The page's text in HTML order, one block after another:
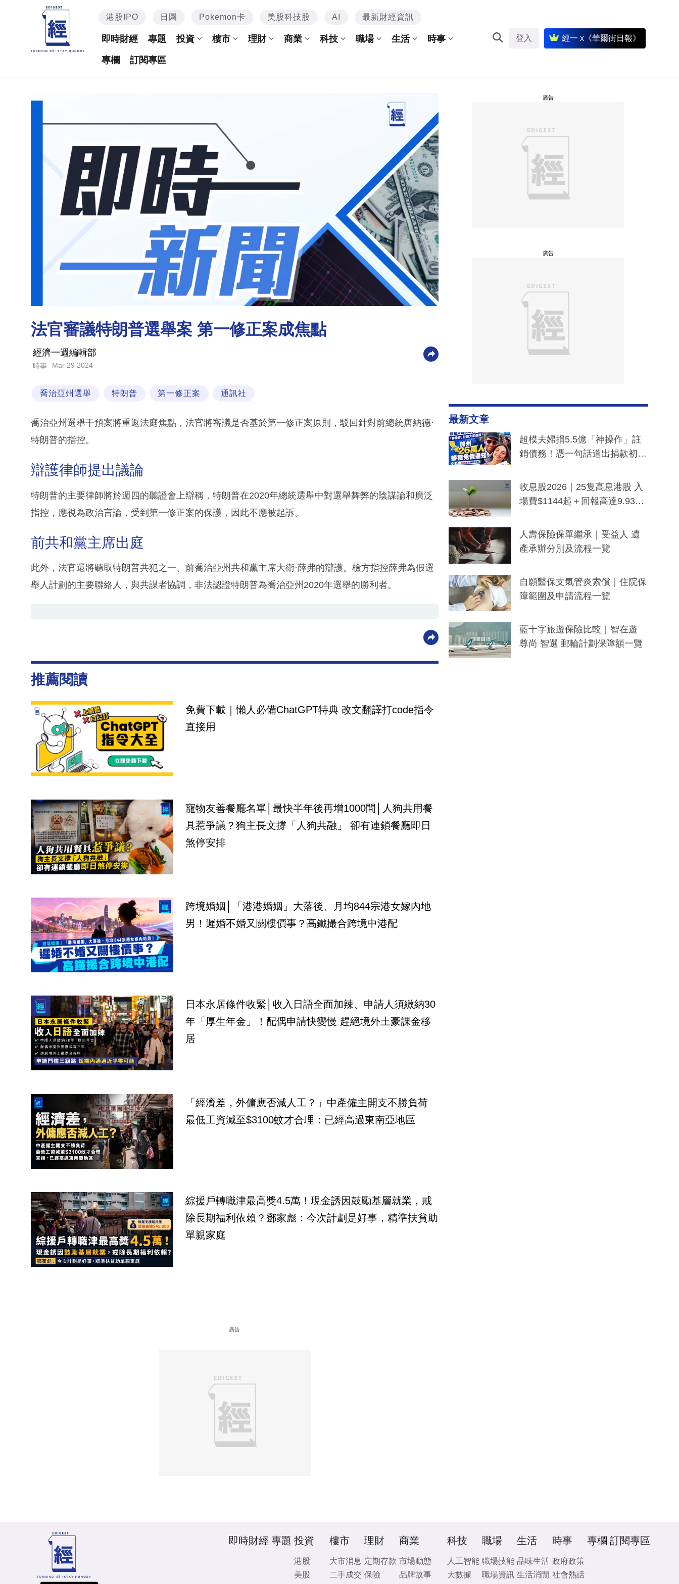
港股IPO 日圓 Pokemon卡 美股科技股 AI 最新財經資訊
即時財經 專題 投資 樓市 理財 商業 科技 職場 生活 時事
專欄 訂閱專區
登入 經一 x《華爾街日報》
法官審議特朗普選舉案 第一修正案成焦點
經濟一週編輯部
時事 Mar 29 2024
喬治亞州選舉 特朗普 第一修正案 通訊社
喬治亞州選舉干預案將重返法庭焦點，法官將審議是否基於第一修正案原則，駁回針對前總統唐納德·
特朗普的指控。
辯護律師提出議論
特朗普的主要律師將於週四的聽證會上辯稱，特朗普在2020年總統選舉中對選舉舞弊的陰謀論和廣泛
指控，應視為政治言論，受到第一修正案的保護，因此不應被起訴。
前共和黨主席出庭
此外，法官還將聽取特朗普共犯之一、前喬治亞州共和黨主席大衛·薛弗的辯護。檢方指控薛弗為假選
舉人計劃的主要聯絡人，與共謀者協調，非法認證特朗普為喬治亞州2020年選舉的勝利者。
推薦閱讀
免費下載｜懶人必備ChatGPT特典 改文翻譯打code指令
直接用
寵物友善餐廳名單│最快半年後再增1000間│人狗共用餐
具惹爭議？狗主長文撐「人狗共融」 卻有連鎖餐廳即日
煞停安排
跨境婚姻│「港港婚姻」大落後、月均844宗港女嫁內地
男！遲婚不婚又關樓價事？高鐵撮合跨境中港配
日本永居條件收緊│收入日語全面加辣、申請人須繳納30
年「厚生年金」！配偶申請快變慢 趕絕境外土豪課金移
居
「經濟差，外傭應否減人工？」中產僱主開支不勝負荷
最低工資減至$3100蚊才合理：已經高過東南亞地區
綜援戶轉職津最高獎4.5萬！現金誘因鼓勵基層就業，戒
除長期福利依賴？鄧家彪：今次計劃是好事，精準扶貧助
單親家庭
廣告
廣告
廣告
最新文章
超模夫婦捐5.5億「神操作」註
銷債務！憑一句話道出捐款初
一度被誤當詐騙手段
收息股2026｜25隻高息港股 入
場費$1144起＋回報高達9.93
人壽保險保單繼承｜受益人 遺
產承辦分別及流程一覽
自願醫保支氣管炎索償｜住院保
障範圍及申請流程一覽
藍十字旅遊保險比較｜智在遊
尊尚 智選 郵輪計劃保障額一覽
即時財經 專題 投資
港股
美股
樓市
大市消息
二手成交
理財
定期存款
保險
商業
市場動態
品牌故事
科技
人工智能
大數據
職場
職場技能
職場資訊
生活
品味生活
生活消閒
時事
政府政策
社會熱話
專欄 訂閱專區